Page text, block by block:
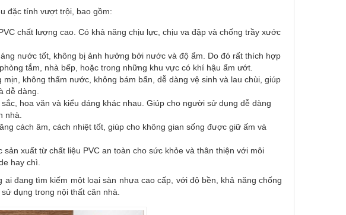
đặc tính vượt trội, bao gồm:
chất lượng cao. Có khả năng chịu lực, chịu va đập và chống trầy xước
nước tốt, không bị ảnh hưởng bởi nước và độ ẩm. Do đó rất thích hợp
tắm, nhà bếp, hoặc trong những khu vực có khí hậu ẩm ướt.
không thấm nước, không bám bẩn, dễ dàng vệ sinh và lau chùi, giúp
dễ dàng.
hoa văn và kiểu dáng khác nhau. Giúp cho người sử dụng dễ dàng
nhà.
cách âm, cách nhiệt tốt, giúp cho không gian sống được giữ ấm và
xuất từ chất liệu PVC an toàn cho sức khỏe và thân thiện với môi
hay chì.
đang tìm kiếm một loại sàn nhựa cao cấp, với độ bền, khả năng chống
dụng trong nội thất căn nhà.